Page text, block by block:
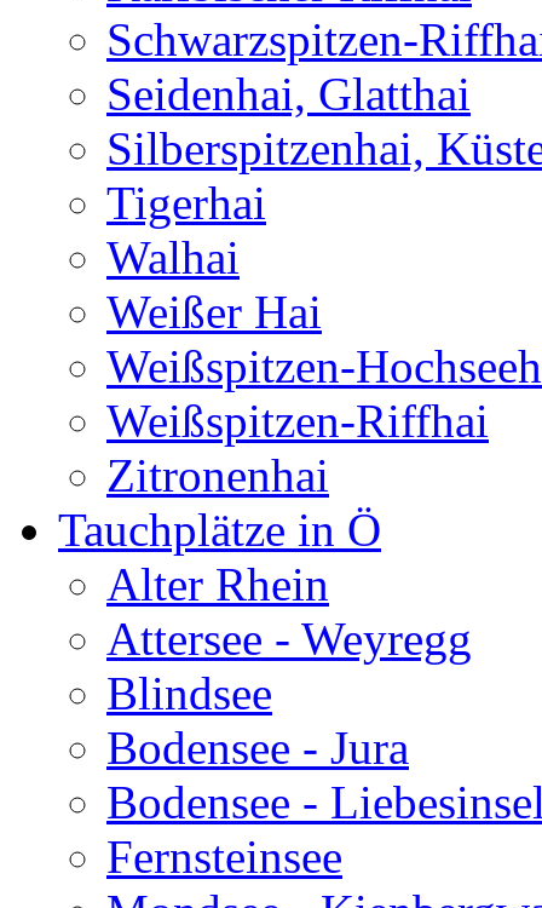
Schwarzspitzen-
Seidenhai, Glatthai
Silberspitzenhai,
Tigerhai
Walhai
Weißer Hai
Weißspitzen-
Weißspitzen-Riffhai
Zitronenhai
Tauchplätze in Ö
Alter Rhein
Attersee - Weyregg
Blindsee
Bodensee - Jura
Bodensee -
Fernsteinsee